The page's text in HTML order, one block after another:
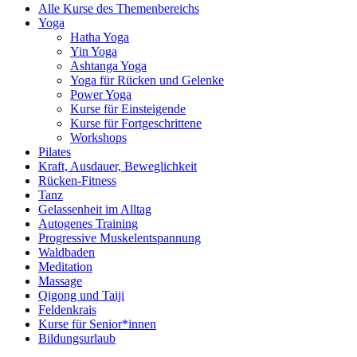
Alle Kurse des Themenbereichs
Yoga
Hatha Yoga
Yin Yoga
Ashtanga Yoga
Yoga für Rücken und Gelenke
Power Yoga
Kurse für Einsteigende
Kurse für Fortgeschrittene
Workshops
Pilates
Kraft, Ausdauer, Beweglichkeit
Rücken-Fitness
Tanz
Gelassenheit im Alltag
Autogenes Training
Progressive Muskelentspannung
Waldbaden
Meditation
Massage
Qigong und Taiji
Feldenkrais
Kurse für Senior*innen
Bildungsurlaub